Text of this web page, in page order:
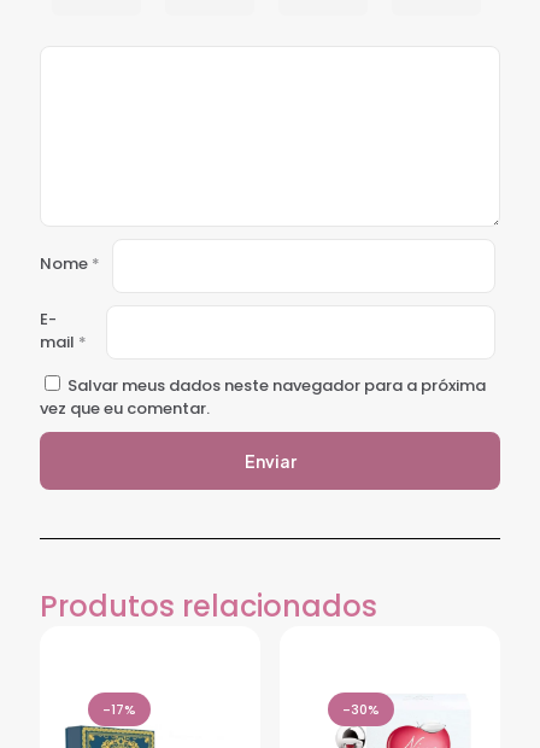
Nome *
E-
mail *
Salvar meus dados neste navegador para a próxima
vez que eu comentar.
Produtos relacionados
-17% -30%